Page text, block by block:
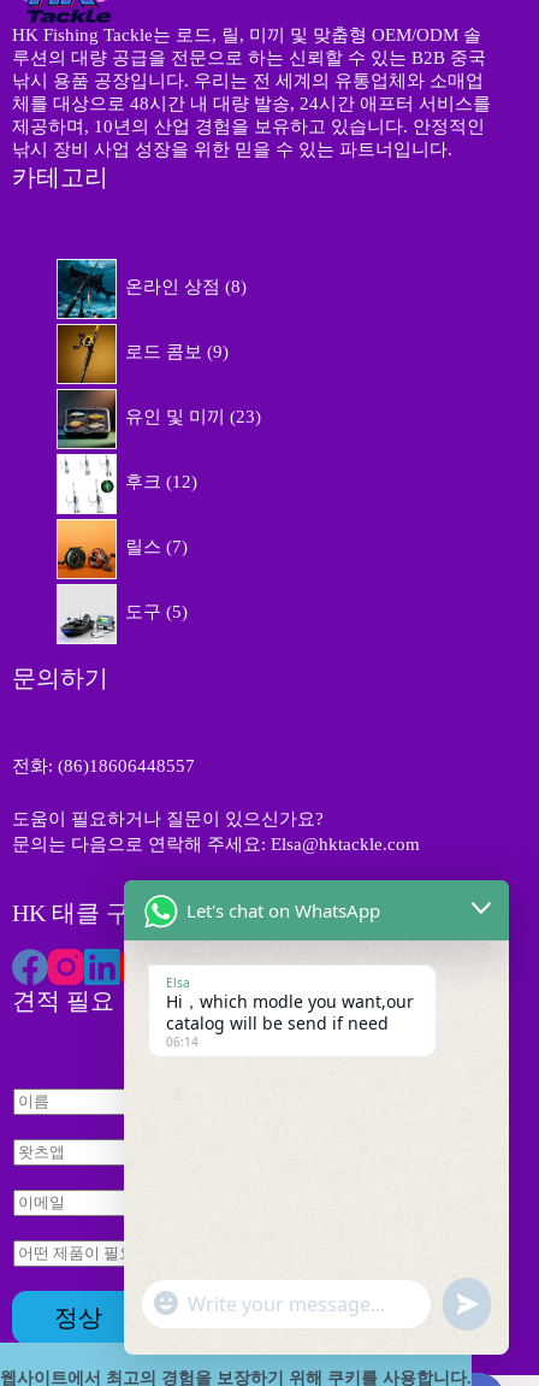
웹사이트에서 최고의 경험을 보장하기 위해 쿠키를 사용합니다.
HK Fishing Tackle는 로드, 릴, 미끼 및 맞춤형 OEM/ODM 솔
루션의 대량 공급을 전문으로 하는 신뢰할 수 있는 B2B 중국
낚시 용품 공장입니다. 우리는 전 세계의 유통업체와 소매업
체를 대상으로 48시간 내 대량 발송, 24시간 애프터 서비스를
제공하며, 10년의 산업 경험을 보유하고 있습니다. 안정적인
낚시 장비 사업 성장을 위한 믿을 수 있는 파트너입니다.
카테고리
온라인 상점 8개
로드 콤보 9개
품
유인 및 미끼 233
후크 122
릴스 7개
품
도구 5개
문의하기
전화: (86)18606448557
도움이 필요하거나 질문이 있으신가요?
문의는 다음으로 연락해 주세요: Elsa@hktackle.com
HK 태클 구독하기
견적 필요
이
름
*왓
츠
앱
*
*
이
*
이
메
일
*
문
의
*
정상
Let's chat on WhatsApp
Elsa
Hi，which modle you want,our
catalog will be send if need
06:14
"
+
c
h
W
a
u
d